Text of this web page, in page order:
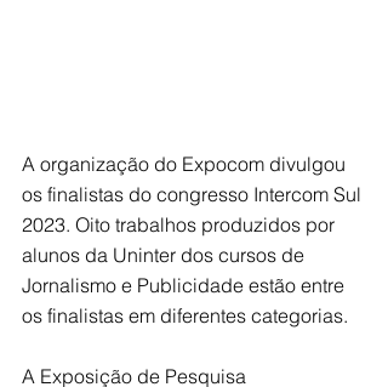
A organização do Expocom divulgou
os finalistas do congresso Intercom Sul
2023. Oito trabalhos produzidos por
alunos da Uninter dos cursos de
Jornalismo e Publicidade estão entre
os finalistas em diferentes categorias.
A Exposição de Pesquisa